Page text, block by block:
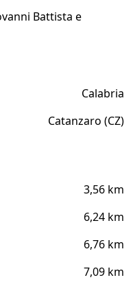
Battista e
Calabria
Catanzaro (CZ)
3,56 km
6,24 km
6,76 km
7,09 km